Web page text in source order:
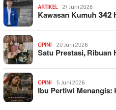
ARTIKEL 27 Juni 2026
Kawasan Kumuh 342
OPINI 20 Juni 2026
Satu Prestasi,
OPINI 5 Juni 2026
Ibu Pertiwi